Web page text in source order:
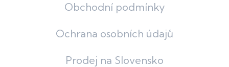
Obchodní podmínky
Ochrana osobních údajů
Prodej na Slovensko